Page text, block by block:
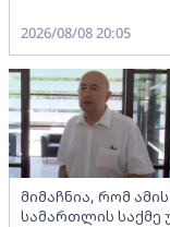
2026/08/08 20:05
მიმაჩნია, რომ
სამართლის საქმე